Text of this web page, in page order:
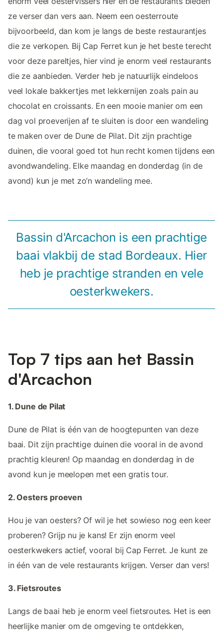
ze verser dan vers aan. Neem een oesterroute
bijvoorbeeld, dan kom je langs de beste restaurantjes
die ze verkopen. Bij Cap Ferret kun je het beste terecht
voor deze pareltjes, hier vind je enorm veel restaurants
die ze aanbieden. Verder heb je natuurlijk eindeloos
veel lokale bakkertjes met lekkernijen zoals pain au
chocolat en croissants. En een mooie manier om een
dag vol proeverijen af te sluiten is door een wandeling
te maken over de Dune de Pilat. Dit zijn prachtige
duinen, die vooral goed tot hun recht komen tijdens een
avondwandeling. Elke maandag en donderdag (in de
avond) kun je met zo’n wandeling mee.
Bassin d'Arcachon is een prachtige
baai vlakbij de stad Bordeaux. Hier
heb je prachtige stranden en vele
oesterkwekers.
Top 7 tips aan het Bassin
d'Arcachon
1. Dune de Pilat
Dune de Pilat is één van de hoogtepunten van deze
baai. Dit zijn prachtige duinen die vooral in de avond
prachtig kleuren! Op maandag en donderdag in de
avond kun je meelopen met een gratis tour.
2. Oesters proeven
Hou je van oesters? Of wil je het sowieso nog een keer
proberen? Grijp nu je kans! Er zijn enorm veel
oesterkwekers actief, vooral bij Cap Ferret. Je kunt ze
in één van de vele restaurants krijgen. Verser dan vers!
3. Fietsroutes
Langs de baai heb je enorm veel fietsroutes. Het is een
heerlijke manier om de omgeving te ontdekken,